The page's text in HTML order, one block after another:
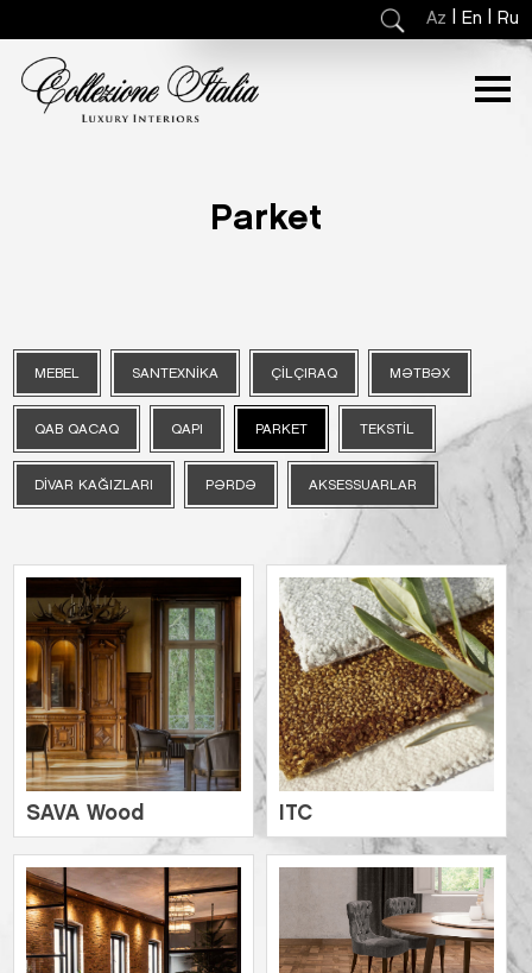
Az En Ru
Parket
MEBEL SANTEXNIKA ÇILÇIRAQ MƏTBƏX
QAB QACAQ QAPI PARKET TEKSTIL
DIVAR KAĞIZLARI PƏRDƏ AKSESSUARLAR
SAVA Wood ITC